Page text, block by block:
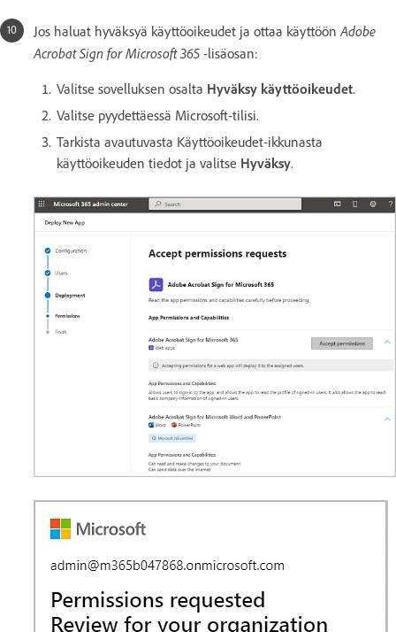
Jos haluat hyväksyä käyttöoikeudet ja ottaa käyttöön Adobe
Acrobat Sign for Microsoft 365 -lisäosan:
Valitse sovelluksen osalta Hyväksy käyttöoikeudet.
Valitse pyydettäessä Microsoft-tilisi.
Tarkista avautuvasta Käyttöoikeudet-ikkunasta
käyttöoikeuden tiedot ja valitse Hyväksy.